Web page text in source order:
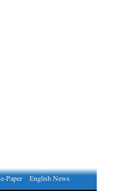
English News
e-Paper